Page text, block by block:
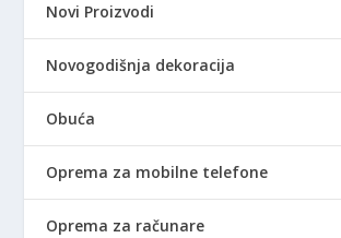
Novi Proizvodi
Novogodišnja dekoracija
Obuća
Oprema za mobilne telefone
Oprema za računare